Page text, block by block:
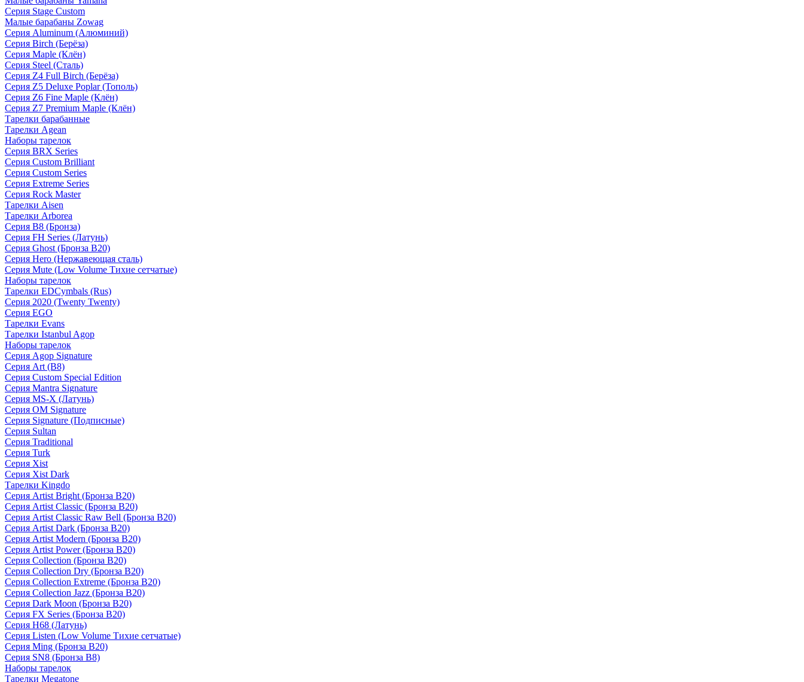
Серия Stage Custom
Малые барабаны Zowag
Серия Aluminum (Алюминий)
Серия Birch (Берёза)
Серия Maple (Клён)
Серия Steel (Сталь)
Серия Z4 Full Birch (Берёза)
Серия Z5 Deluxe Poplar (Тополь)
Серия Z6 Fine Maple (Клён)
Серия Z7 Premium Maple (Клён)
Тарелки барабанные
Тарелки Agean
Наборы тарелок
Серия BRX Series
Серия Custom Brilliant
Серия Custom Series
Серия Extreme Series
Серия Rock Master
Тарелки Aisen
Тарелки Arborea
Серия B8 (Бронза)
Серия FH Series (Латунь)
Серия Ghost (Бронза B20)
Серия Hero (Нержавеющая сталь)
Серия Mute (Low Volume Тихие сетчатые)
Наборы тарелок
Тарелки EDCymbals (Rus)
Серия 2020 (Twenty Twenty)
Серия EGO
Тарелки Evans
Тарелки Istanbul Agop
Наборы тарелок
Серия Agop Signature
Серия Art (B8)
Серия Custom Special Edition
Серия Mantra Signature
Серия MS-X (Латунь)
Серия OM Signature
Серия Signature (Подписные)
Серия Sultan
Серия Traditional
Серия Turk
Серия Xist
Серия Xist Dark
Тарелки Kingdo
Серия Artist Bright (Бронза B20)
Серия Artist Classic (Бронза B20)
Серия Artist Classic Raw Bell (Бронза B20)
Серия Artist Dark (Бронза B20)
Серия Artist Modern (Бронза B20)
Серия Artist Power (Бронза B20)
Серия Collection (Бронза B20)
Серия Collection Dry (Бронза B20)
Серия Collection Extreme (Бронза B20)
Серия Collection Jazz (Бронза B20)
Серия Dark Moon (Бронза B20)
Серия FX Series (Бронза B20)
Серия H68 (Латунь)
Серия Listen (Low Volume Тихие сетчатые)
Серия Ming (Бронза B20)
Серия SN8 (Бронза B8)
Наборы тарелок
Тарелки Megatone